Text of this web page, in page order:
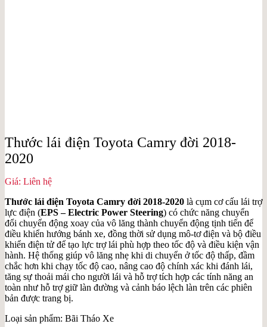
Thước lái điện Toyota Camry đời 2018-
2020
Giá: Liên hệ
Thước lái điện Toyota Camry đời 2018-2020 là cụm cơ cấu lái trợ
lực điện (EPS – Electric Power Steering) có chức năng chuyển
đổi chuyển động xoay của vô lăng thành chuyển động tịnh tiến để
điều khiển hướng bánh xe, đồng thời sử dụng mô-tơ điện và bộ điều
khiển điện tử để tạo lực trợ lái phù hợp theo tốc độ và điều kiện vận
hành. Hệ thống giúp vô lăng nhẹ khi di chuyển ở tốc độ thấp, đầm
chắc hơn khi chạy tốc độ cao, nâng cao độ chính xác khi đánh lái,
tăng sự thoải mái cho người lái và hỗ trợ tích hợp các tính năng an
toàn như hỗ trợ giữ làn đường và cảnh báo lệch làn trên các phiên
bản được trang bị.
Loại sản phẩm: Bãi Tháo Xe